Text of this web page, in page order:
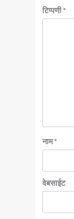
टिप्पणी*
नाम*
वेबसाईट